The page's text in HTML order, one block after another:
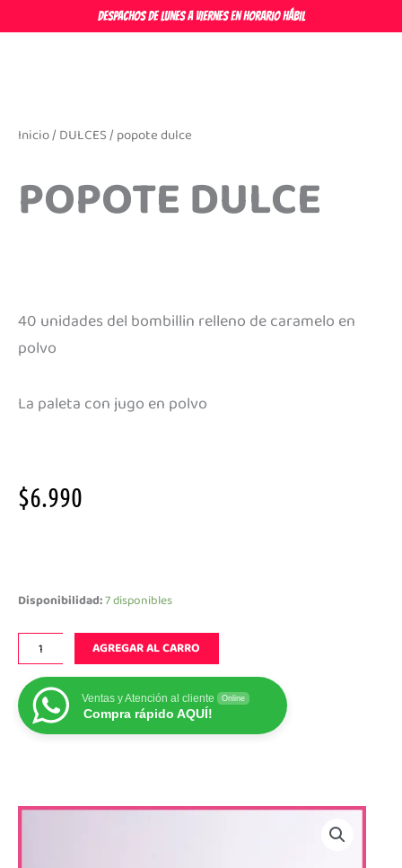
al
DESPACHOS DE LUNES A VIERNES EN HORARIO HÁBIL
Inicio/ DULCES/ popote dulce
POPOTE DULCE
40 unidades del bombillin relleno de caramelo en
polvo
La paleta con jugo en polvo
$6.990
Disponibilidad:7 disponibles
cantidad
AGREGAR AL CARRO
Ventas y Atención al cliente Online
Compra rápido AQUÍ!